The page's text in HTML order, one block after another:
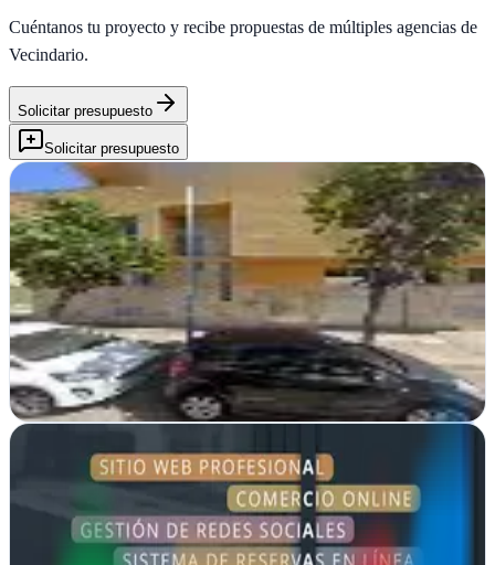
Cuéntanos tu proyecto y recibe propuestas de múltiples agencias de
Vecindario.
Solicitar presupuesto
Solicitar presupuesto
7eBiz
Vecindario, Las Palmas
Transformamos empresas canarias con estrategias digitales y webs
que convierten. Vecindario es nuestro punto de partida hacia tu
crecimiento online
Ver fichacompleta
Acaao España
Vecindario, Las Palmas